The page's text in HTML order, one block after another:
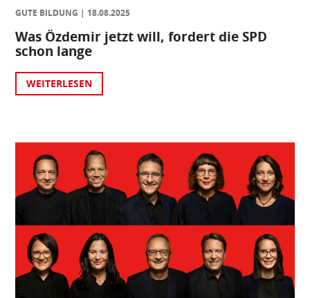
GUTE BILDUNG
18.08.2025
Was Özdemir jetzt will, fordert die SPD
schon lange
WEITERLESEN